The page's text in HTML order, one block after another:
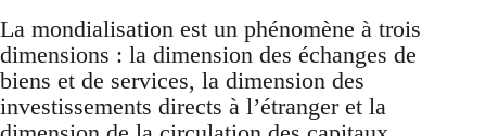
La mondialisation est un phénomène à trois
dimensions : la dimension des échanges de
biens et de services, la dimension des
investissements directs à l’étranger et la